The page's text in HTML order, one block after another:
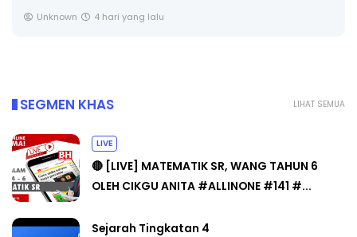
Unknown 4 hari yang lalu
LIHAT SEMUA
SEGMEN KHAS
LIVE
🔴 [LIVE] MATEMATIK SR, WANG TAHUN 6
OLEH CIKGU ANITA #ALLINONE #141 #...
Sejarah Tingkatan 4